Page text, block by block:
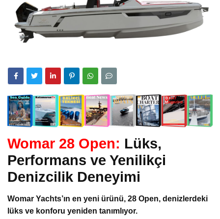
Womar 28 Open: Lüks,
Performans ve Yenilikçi
Denizcilik Deneyimi
Womar Yachts’ın en yeni ürünü, 28 Open, denizlerdeki
lüks ve konforu yeniden tanımlıyor.